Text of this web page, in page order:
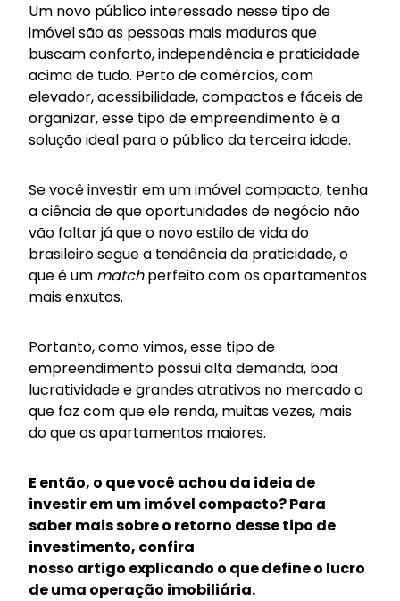
Um novo público interessado nesse tipo de
imóvel são as pessoas mais maduras que
buscam conforto, independência e praticidade
acima de tudo. Perto de comércios, com
elevador, acessibilidade, compactos e fáceis de
organizar, esse tipo de empreendimento é a
solução ideal para o público da terceira idade.
Se você investir em um imóvel compacto, tenha
a ciência de que oportunidades de negócio não
vão faltar já que o novo estilo de vida do
brasileiro segue a tendência da praticidade, o
que é um matchperfeito com os apartamentos
mais enxutos.
Portanto, como vimos, esse tipo de
empreendimento possui alta demanda, boa
lucratividade e grandes atrativos no mercado o
que faz com que ele renda, muitas vezes, mais
do que os apartamentos maiores.
E então, o que você achou da ideia de
investir em um imóvel compacto? Para
saber mais sobre o retorno desse tipo de
investimento, confira
nosso artigo explicando o que define o lucro
de uma operação imobiliária.